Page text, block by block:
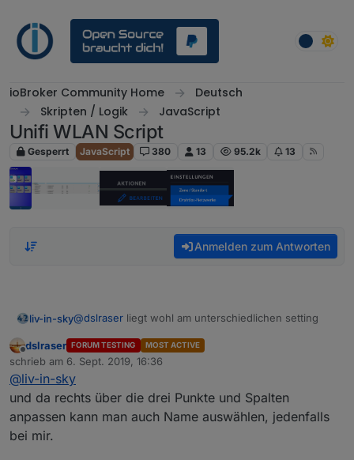
ioBroker Community Home
Deutsch
Skripten / Logik
JavaScript
Unifi WLAN Script
Gesperrt JavaScript 380 13 95.2k 13
Anmelden zum Antworten
liv-in-sky@dslraser liegt wohl am unterschiedlichen setting
Offline
dslraser FORUM TESTING MOST ACTIVE
schrieb am 6. Sept. 2019, 16:36
zuletzt editiert von
@liv-in-sky
und da rechts über die drei Punkte und Spalten
anpassen kann man auch Name auswählen, jedenfalls
bei mir.